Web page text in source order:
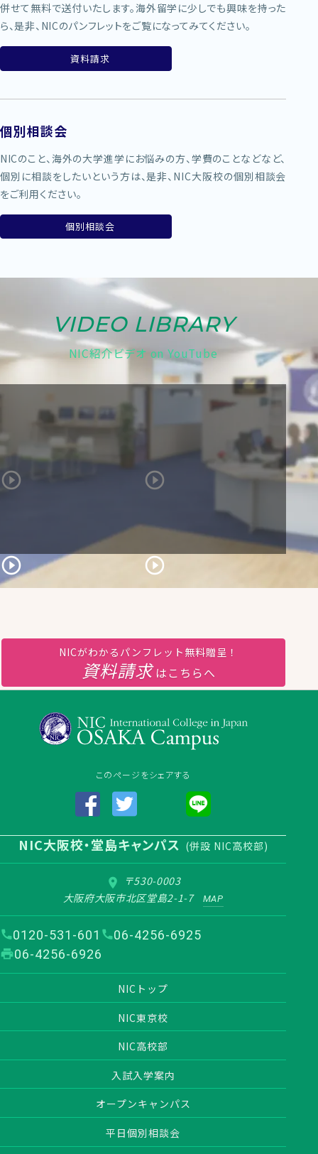
併せて無料で送付いたします。海外留学に少しでも興味を持った
ら、是非、NICのパンフレットをご覧になってみてください。
資料請求
個別相談会
NICのこと、海外の大学進学にお悩みの方、学費のことなどなど、
個別に相談をしたいという方は、是非、NIC大阪校の個別相談会
をご利用ください。
個別相談会
VIDEO LIBRARY
NIC紹介ビデオ on YouTube
NICがわかるパンフレット無料贈呈！
資料請求はこちらへ
このページをシェアする
NIC大阪校・堂島キャンパス (併設 NIC高校部)
〒530-0003
大阪府大阪市北区堂島2-1-7
MAP
0120-531-601
06-4256-6925
06-4256-6926
NICトップ
NIC東京校
NIC高校部
入試入学案内
オープンキャンパス
平日個別相談会